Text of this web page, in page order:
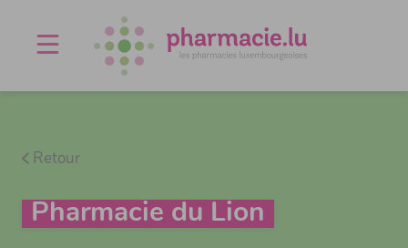
Retour
Pharmacie du Lion
Agenda
À propos